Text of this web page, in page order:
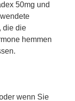
50mg und
die die
hemmen
wenn Sie